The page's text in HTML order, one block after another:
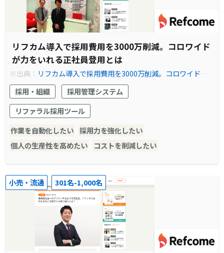
リフカム導入で採用費用を3000万削減。コロワイド
が力をいれる正社員登用とは
※出典： リフカム導入で採用費用を3000万削減。コロワイドが
力をいれる正社員登用とは | Refcome (リフカム) - リファラル採
用を見える化し、共にカイゼンする伴走型サービス
採用・組織
採用管理システム
リファラル採用ツール
作業を自動化したい 採用力を強化したい
個人の生産性を高めたい
コストを削減したい
小売・流通 301名-1,000名